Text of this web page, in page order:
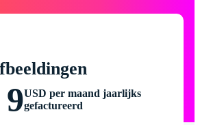
USD per maand jaarlijks
gefactureerd